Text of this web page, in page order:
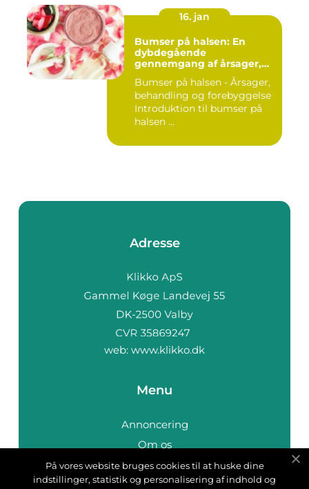
16. jan
Bumser på halsen: En
dybdegående
gennemgang af årsager,
forebyggelse
Bumser på halsen - Årsager,
behandling og forebyggelse
Introduktion til bumser på
halsen ...
Adresse
web: www.klikko.dk
Menu
Annoncering
Om os
Cookies
Kontakt os
På vores website bruges cookies til at huske dine
indstillinger, statistik og personalisering af indhold og